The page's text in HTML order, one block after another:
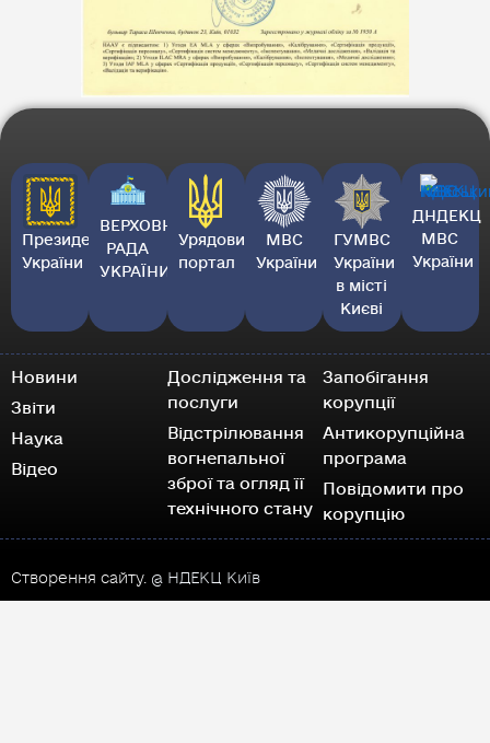
Президент
України
ВЕРХОВНА
РАДА
УКРАЇНИ
Урядовий
портал
МВС
України
ГУМВС
України
в місті
Києві
ДНДЕКЦ
МВС
України
Новини
Звіти
Наука
Відео
Дослідження та
послуги
Відстрілювання
вогнепальної
зброї та огляд її
технічного стану
Запобігання
корупції
Антикорупційна
програма
Повідомити про
корупцію
Створення сайту. @ НДЕКЦ Київ